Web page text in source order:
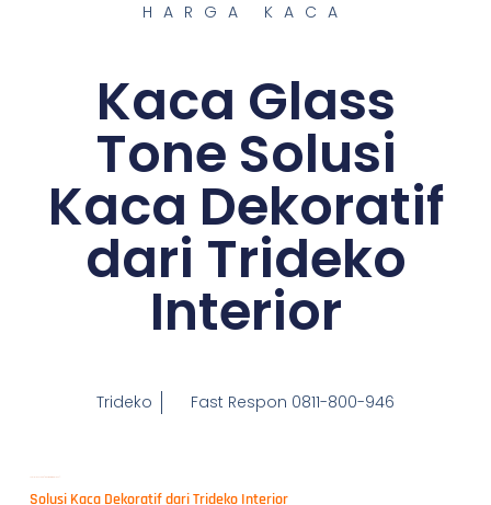
HARGA KACA
Kaca Glass
Tone Solusi
Kaca Dekoratif
dari Trideko
Interior
Trideko Fast Respon 0811-800-946
Solusi Kaca Dekoratif dari Trideko Interior